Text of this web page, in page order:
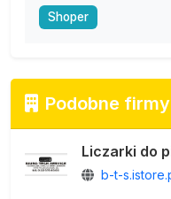
Shoper
Podobne firmy
Liczarki do
b-t-